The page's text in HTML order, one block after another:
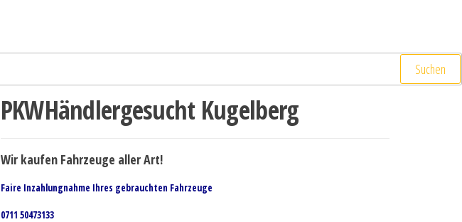
Suchen
PKWHändlergesucht Kugelberg
Wir kaufen Fahrzeuge aller Art!
Faire Inzahlungnahme Ihres gebrauchten Fahrzeuge
0711 50473133